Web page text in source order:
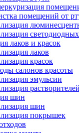
помещений от
лаков и красок
лаков
красок
салонов красоты
эмульсии
растворителей
шин
шин
покрышек